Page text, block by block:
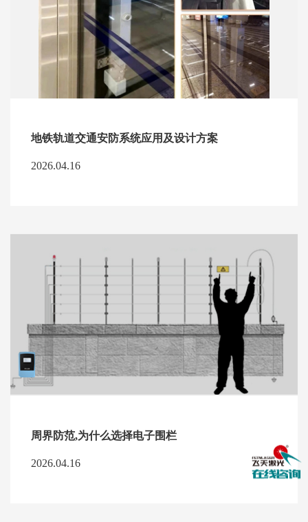
地铁轨道交通安防系统应用及设计方案
2026.04.16
周界防范,为什么选择电子围栏
2026.04.16